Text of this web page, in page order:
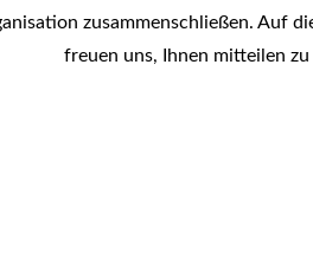
zusammenschließen. Auf
freuen uns, Ihnen mitteilen